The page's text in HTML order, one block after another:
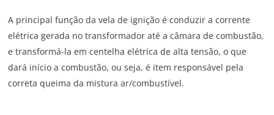
A principal função da vela de ignição é conduzir a corrente
elétrica gerada no transformador até a câmara de combustão,
e transformá-la em centelha elétrica de alta tensão, o que
dará início a combustão, ou seja, é item responsável pela
correta queima da mistura ar/combustível.